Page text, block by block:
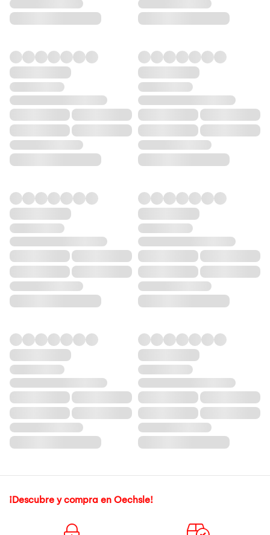
¡Descubre y compra en Oechsle!